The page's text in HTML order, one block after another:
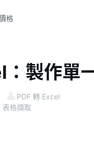
格
製作單
PDF 轉 Excel
表格擷取